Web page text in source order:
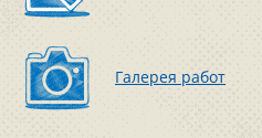
Галерея работ